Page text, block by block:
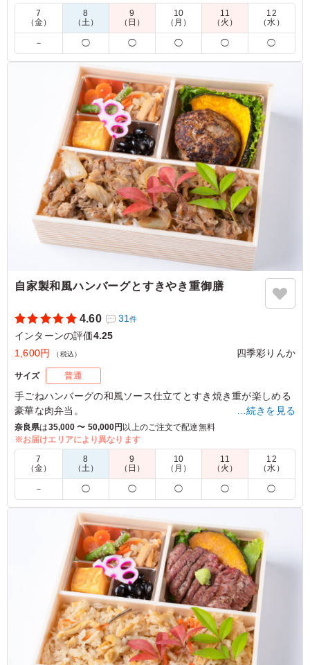
4.0
きんぴらごぼうが非常においしく、だし巻き卵に関しては
評判がとてもよかったです 男子学生には物足りない感じ
になるようなので、もう少し、ご飯の上にのせるお肉の量
が多くなればうれしいです
ご利用シーン：懇親会›インターン
大阪府堺市北区長曾根町2020/09/03
7
（金）
8
（土）
9
（日）
10
（月）
11
（火）
12
（水）
－ ◯ ◯ ◯ ◯ ◯
自家製和風ハンバーグとすきやき重御膳
4.60 31件
インターンの評価4.25
1,600円
（税込） 四季彩りんか
サイズ 普通
手ごねハンバーグの和風ソース仕立てとすき焼き重が楽しめる
豪華な肉弁当。
料理人手製の彩り豊かな副菜と共にお召上がりください。
5.0
濃くも薄くも無くちょうどいい味付けでした 少し冷めて
いるのが残念になるくらいでしょうか 個人的にはもう少
し、野菜の副菜が入っていると安心はしますが。。。 牛
スキがとてもおいしかったです
ご利用シーン：懇親会›インターン
大阪府堺市北区長曾根町2020/08/24
…続きを見る
奈良県は35,000 〜 50,000円 以上のご注文で配達無料
※お届けエリアにより異なります
7
（金）
8
（土）
9
（日）
10
（月）
11
（火）
12
（水）
－ ◯ ◯ ◯ ◯ ◯